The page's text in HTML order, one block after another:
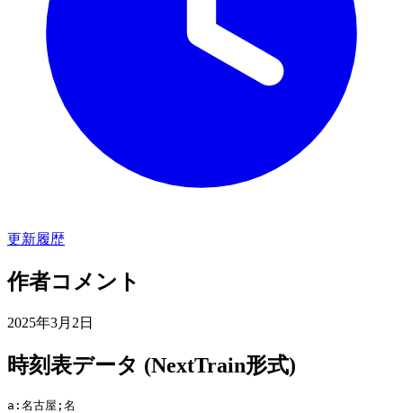
更新履歴
作者コメント
2025年3月2日
時刻表データ (NextTrain形式)
a:名古屋;名